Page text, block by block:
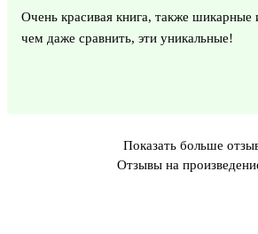
Очень красивая книга, также шикарные
чем даже сравнить, эти уникальные!
Показать больше
Отзывы на